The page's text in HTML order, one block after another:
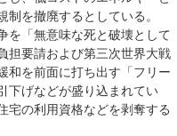
を撤廃するとしている。
を「無意味な死と破壊として
担要請および第三次世界大戦
和を前面に打ち出す「フリー
下げなどが盛り込まれてい
宅の利用資格などを剥奪する